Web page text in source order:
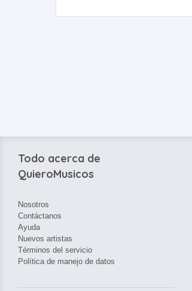
Todo acerca de
QuieroMusicos
Nosotros
Contáctanos
Ayuda
Nuevos artistas
Términos del servicio
Política de manejo de datos